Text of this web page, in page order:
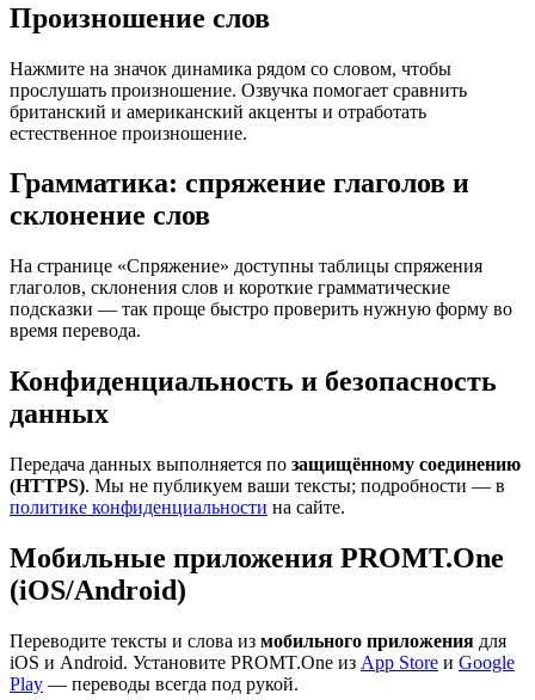
Произношение слов
Нажмите на значок динамика рядом со словом, чтобы
прослушать произношение. Озвучка помогает сравнить
британский и американский акценты и отработать
естественное произношение.
Грамматика: спряжение глаголов и
склонение слов
На странице «Спряжение» доступны таблицы спряжения
глаголов, склонения слов и короткие грамматические
подсказки — так проще быстро проверить нужную форму во
время перевода.
Конфиденциальность и безопасность
данных
Передача данных выполняется по защищённому соединению
(HTTPS). Мы не публикуем ваши тексты; подробности — в
политике конфиденциальности на сайте.
Мобильные приложения PROMT.One
(iOS/Android)
Переводите тексты и слова из мобильного приложения для
iOS и Android. Установите PROMT.One из App Store и Google
Play — переводы всегда под рукой.